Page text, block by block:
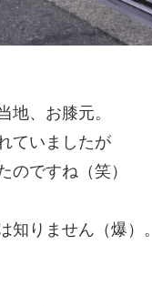
地、お膝元。
ていましたが
のですね（笑）
知りません（爆）。